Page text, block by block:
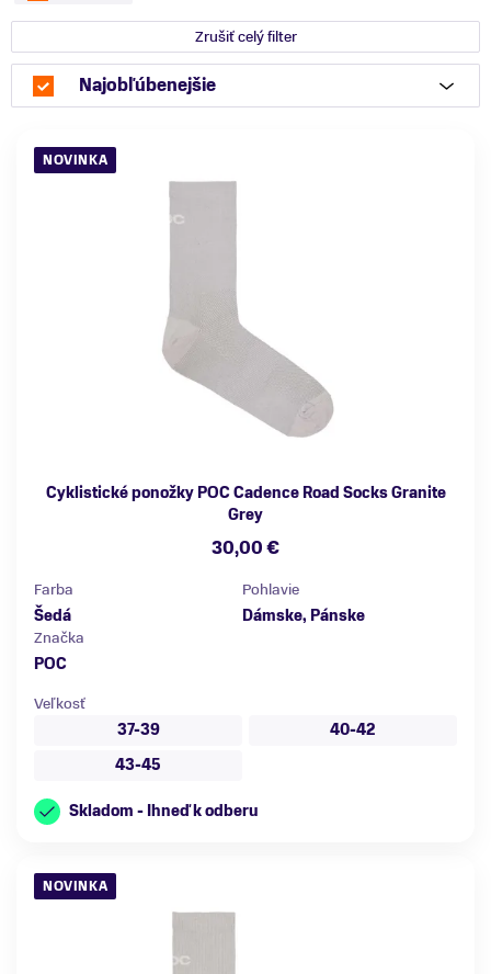
Zrušiť celý filter
Najobľúbenejšie
NOVINKA
Cyklistické ponožky POC Cadence Road Socks Granite
Grey
30,00 €
Farba
Šedá
Pohlavie
Dámske, Pánske
Značka
POC
Veľkosť
37-39
40-42
43-45
Skladom - Ihneď k odberu
NOVINKA